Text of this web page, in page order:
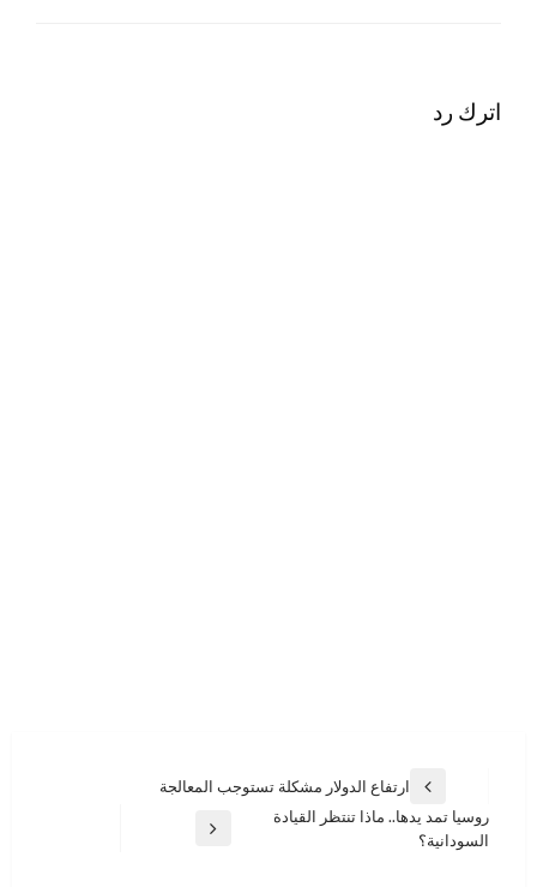
اترك رد
المقالات
المقالة
السابقة
ارتفاع الدولار مشكلة تستوجب المعالجة
المقالة
روسيا تمد يدها.. ماذا تنتظر القيادة
السودانية؟